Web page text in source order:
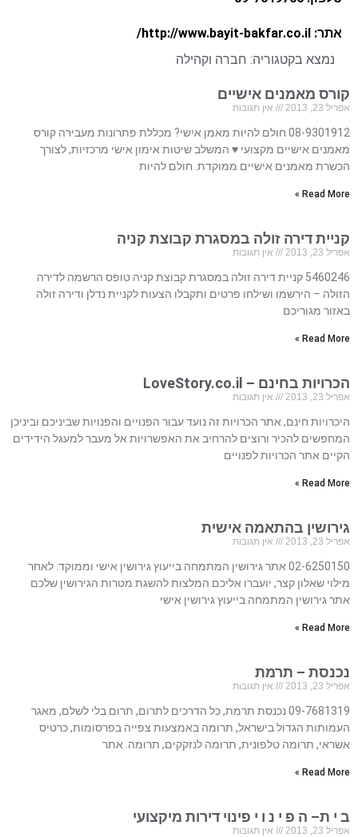
אתר: http://www.bayit-bakfar.co.il/
נמצא בקטגוריה: חברה וקהילה
קורס מאמנים אישיים
אפריל 23, 2013 אין תגובות
08-9301912 חולם להיות מאמן אישי? מכללת פתרונות מעבירה קורס
מאמנים אישיים מקצועי ♥ המשלב שיטות אימון אישי מרכזיות, לצורך
הכשרת מאמנים אישיים ממוקדת. חולם להיות
Read More »
קניית דירה זולה במסגרת קבוצת קניה
אפריל 23, 2013 אין תגובות
5460246 קניית דירה זולה במסגרת קבוצת קניה טופס הרשמה לדירה
הזולה – הירשמו ושילחו פרטים ותקבלו הצעות לקניית נדלן ודירה זולה
באזור מגוריכם
Read More »
הכרויות בחינם – LoveStory.co.il
אפריל 23, 2013 אין תגובות
היכרויות חינם, אתר הכרויות זה נועד עבור הפנויים והפנויות שביניכם וביניכן
המחפשים להכיר ורוצים להרחיב את האפשרויות אל מעבר למעגל הידידים
הקיים אתר הכרויות לפנויים
Read More »
גירושין בהתאמה אישית
אפריל 23, 2013 אין תגובות
02-6250150 אתר גירושין המתמחה בייעוץ גירושין אישי וממוקד. לאחר
מילוי שאלון קצר, יועברו אליכם המלצות להשגת מטרות הגירושין שלכם
אתר גירושין המתמחה בייעוץ גירושין אישי
Read More »
נכנסת – תרמת
אפריל 23, 2013 אין תגובות
09-7681319 נכנסת תרמת, כל הדרכים לתרום, תרום בלי לשלם, מאגר
העמותות הגדול בישראל, תרומה באמצעות צפייה בפרסומות, כרטיס
אשראי, תרומה טלפונית, תרומה לנזקקים, תרומה. אתר
Read More »
ב י ת– ה פ י נ ו י פינוי דירות מיקצועי
אפריל 23, 2013 אין תגובות